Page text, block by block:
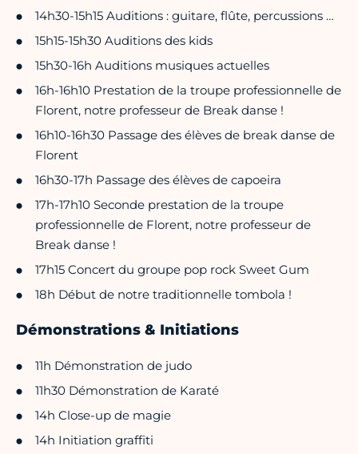
14h30-15h15 Auditions : guitare, flûte, percussions …
15h15-15h30 Auditions des kids
15h30-16h Auditions musiques actuelles
16h-16h10 Prestation de la troupe professionnelle de
Florent, notre professeur de Break danse !
16h10-16h30 Passage des élèves de break danse de
Florent
16h30-17h Passage des élèves de capoeira
17h-17h10 Seconde prestation de la troupe
professionnelle de Florent, notre professeur de
Break danse !
17h15 Concert du groupe pop rock Sweet Gum
18h Début de notre traditionnelle tombola !
Démonstrations & Initiations
11h Démonstration de judo
11h30 Démonstration de Karaté
14h Close-up de magie
14h Initiation graffiti